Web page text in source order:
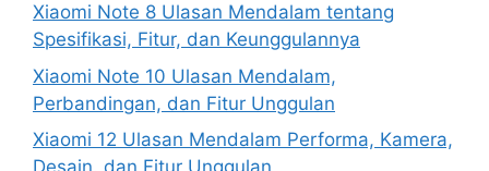
Xiaomi Note 8 Ulasan Mendalam tentang
Spesifikasi, Fitur, dan Keunggulannya
Xiaomi Note 10 Ulasan Mendalam,
Perbandingan, dan Fitur Unggulan
Xiaomi 12 Ulasan Mendalam Performa, Kamera,